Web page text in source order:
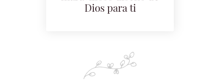
Dios para ti